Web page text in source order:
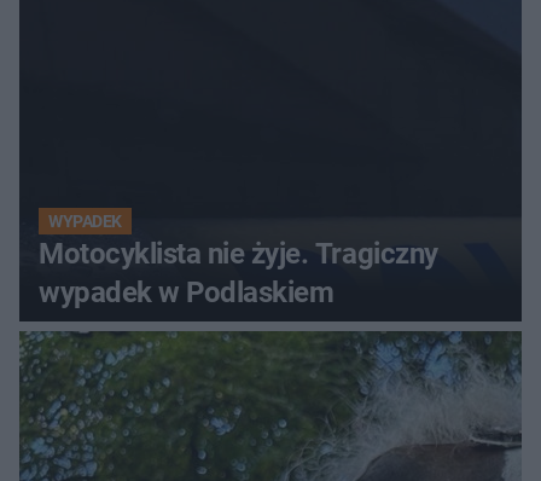
WYPADEK
Motocyklista nie żyje. Tragiczny
wypadek w Podlaskiem